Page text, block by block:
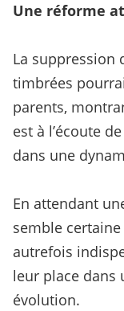
Une réforme
La suppression
timbrées
parents,
est à l’écoute
dans une
En attendant
semble
autrefois
leur place dans
évolution.